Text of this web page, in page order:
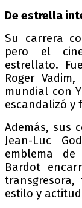
De estrella
Su carrera
pero el
estrellato.
Roger
mundial con
escandalizó y
Además, sus
Jean-Luc
emblema de
Bardot
estilo y